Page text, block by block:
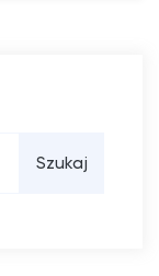
Szukaj